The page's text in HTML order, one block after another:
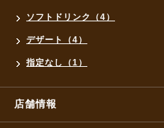
ソフトドリンク（4）
デザート（4）
指定なし（1）
店舗情報